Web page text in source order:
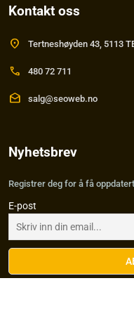
Kontakt oss
location_on Tertneshøyden 43, 5113
call 480 72 711
drafts salg@seoweb.no
Nyhetsbrev
Registrer deg for å få
E-post